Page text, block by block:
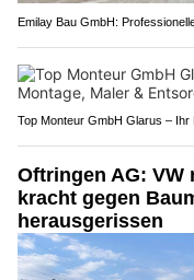
Emilay Bau GmbH:
Top Monteur GmbH Glarus –
Oftringen AG: VW
kracht gegen
herausgerissen